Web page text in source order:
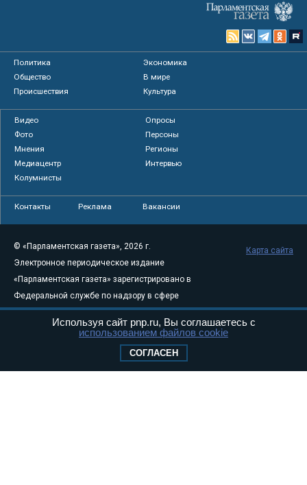
Политика
Экономика
Общество
В мире
Происшествия
Культура
Видео
Опросы
Фото
Персоны
Мнения
Регионы
Медиацентр
Интервью
Колумнисты
Контакты Реклама Вакансии
© «Парламентская газета», 2026 г.
Электронное периодическое издание
«Парламентская газета» зарегистрировано в
Федеральной службе по надзору в сфере
связи, информационных технологий и
массовых коммуникаций (Роскомнадзор) 05
Свидетельство о регистрации Эл № ФС77-
Карта сайта
Используя сайт pnp.ru, Вы соглашаетесь с
использованием файлов cookie
СОГЛАСЕН